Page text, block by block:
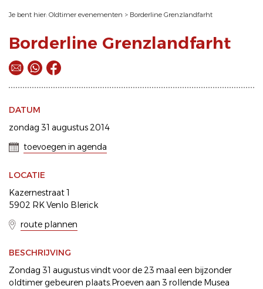
Je bent hier: Oldtimer evenementen > Borderline Grenzlandfarht
Borderline Grenzlandfarht
DATUM
zondag 31 augustus 2014
toevoegen in agenda
LOCATIE
Kazernestraat 1
5902 RK Venlo Blerick
route plannen
BESCHRIJVING
Zondag 31 augustus vindt voor de 23 maal een bijzonder
oldtimer gebeuren plaats.Proeven aan 3 rollende Musea